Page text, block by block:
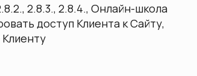
2.8.3., 2.8.4., Онлайн-школа
доступ Клиента к Сайту,